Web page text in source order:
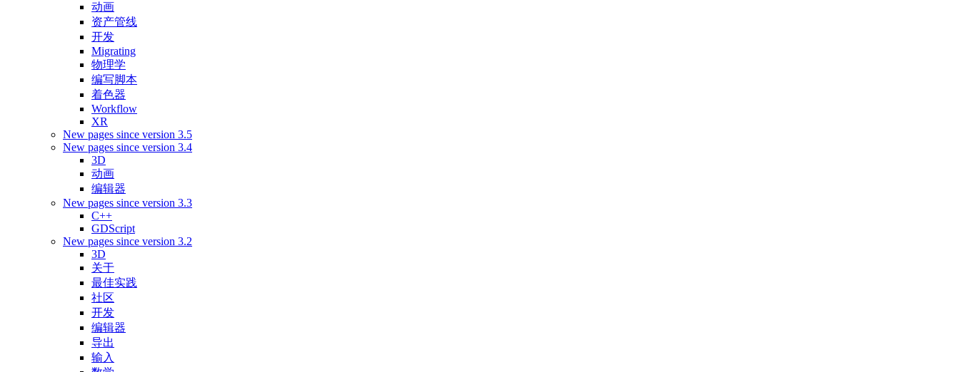
动画
资产管线
开发
Migrating
物理学
编写脚本
着色器
Workflow
XR
New pages since version 3.5
New pages since version 3.4
3D
动画
编辑器
New pages since version 3.3
C++
GDScript
New pages since version 3.2
3D
关于
最佳实践
社区
开发
编辑器
导出
输入